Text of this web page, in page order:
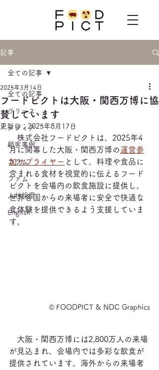
記事
全ての記事
リリース
メディア
顧客事例
コラム
ファム
人材採用
English
全ての記事
フードピクトは大阪・関西万博に協
賛しています
2025年3月14日
更新日： 2025年8月17日
株式会社フードピクトは、2025年4
月に開幕した大阪・関西万博の運営参
加サプライヤー として、料理や食品に
含まれる食材を視覚的に伝えるフード
ピクトを会場内の飲食施設に提供し、
世界各国からの来場者に安全で快適な
食体験を提供できるよう支援していま
す。
©️ FOODPICT & NDC Graphics
大阪・関西万博には2,800万人の来場
が見込まれ、会場内では多彩な飲食が
提供されています。海外からの来場者